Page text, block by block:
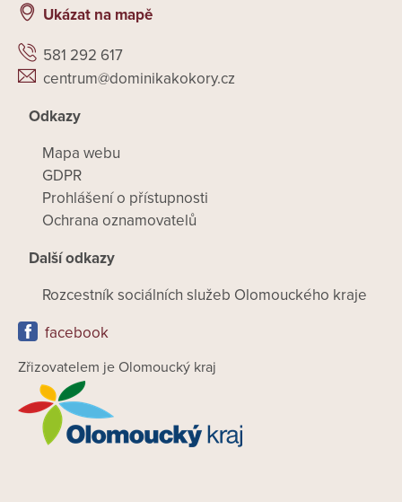
Ukázat na mapě
581 292 617
centrum@dominikakokory.cz
Odkazy
Mapa webu
GDPR
Prohlášení o přístupnosti
Ochrana oznamovatelů
Další odkazy
Rozcestník sociálních služeb Olomouckého kraje
facebook
Zřizovatelem je Olomoucký kraj